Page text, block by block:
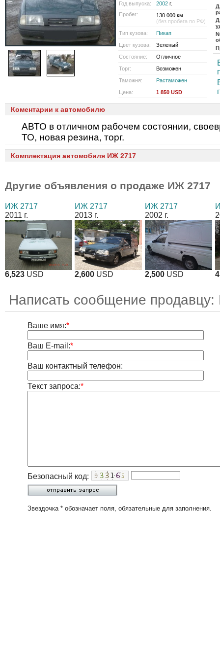
Год выпуска:
2002 г.
Пробег:
130.000 км.
(без пробега по РФ)
Тип кузова:
Пикап
Цвет кузова:
Зеленый
Состояние:
Отличное
Торг:
Возможен
Таможня:
Растаможен
Цена:
1 850 USD
Коментарии к автомобилю
АВТО в отличном рабочем состоянии,
ТО, новая резина, торг.
Комплектация автомобиля ИЖ 2717
Другие объявления о продаже ИЖ 2717
ИЖ 2717
2011 г.
6,523 USD
ИЖ 2717
2013 г.
2,600 USD
ИЖ 2717
2002 г.
2,500 USD
Написать сообщение
Ваше имя:*
Ваш E-mail:*
Ваш контактный телефон:
Текст запроса:*
Безопасный код:
Звездочка * обозначает поля, обязательные для заполнения.